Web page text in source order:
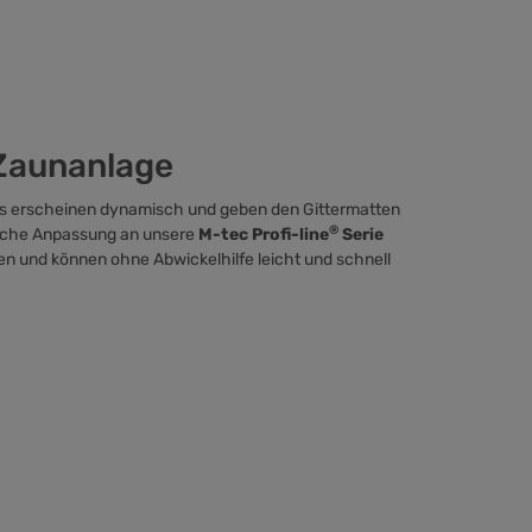
erscheinen dynamisch und geben den Gittermatten
Anpassung an unsere M-tec Profi-line® Serie
und können ohne Abwickelhilfe leicht und schnell